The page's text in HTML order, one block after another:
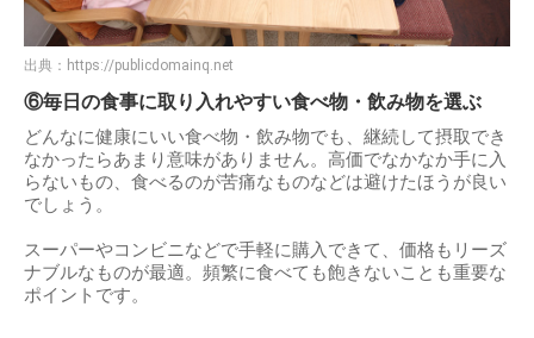
出典： https://publicdomainq.net
⑥毎日の食事に取り入れやすい食べ物・飲み物を選ぶ
どんなに健康にいい食べ物・飲み物でも、継続して摂取でき
なかったらあまり意味がありません。高価でなかなか手に入
らないもの、食べるのが苦痛なものなどは避けたほうが良い
でしょう。
スーパーやコンビニなどで手軽に購入できて、価格もリーズ
ナブルなものが最適。頻繁に食べても飽きないことも重要な
ポイントです。